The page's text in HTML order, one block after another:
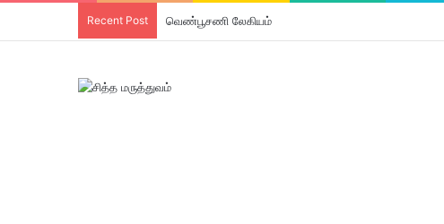
Recent Post திரிபலா லேகியம்